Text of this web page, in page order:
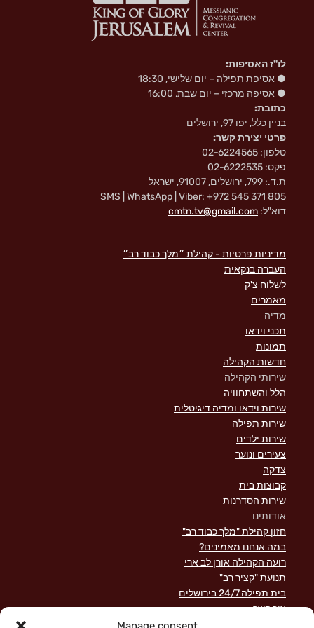
לו"ז האסיפות:
● אסיפת תפילה – יום שלישי, 18:30
● אסיפה מרכזי – יום שבת, 16:00
כתובת:
בניין כלל, יפו 97, ירושלים
פרטי יצירת קשר:
טלפון: 02-6224565
פקס: 02-6222535
ת.ד.: 799, ירושלים, 91007, ישראל
SMS | WhatsApp | Viber: +972 545 371 805
דוא"ל: cmtn.tv@gmail.com
מדיניות פרטיות - קהילת ״מלך כבוד רב״
העברה בנקאית
לשלוח צ'ק
מאמרים
מדיה
תכני וידאו
תמונות
חדשות הקהילה
שירותי הקהילה
הלל והשתחוויה
שירות וידאו ומדיה דיגיטלית
שירות תפילה
שירות ילדים
צעירים ונוער
צדקה
קבוצות בית
שירות הסדרנות
אודותינו
חזון קהילת "מלך כבוד רב"
במה אנחנו מאמינים?
רועה הקהילה אורן לב ארי
תנועת "קציר רב"
בית תפילה 24/7 בירושלים
צור קשר
השקפה מקראית על שירות לישראל